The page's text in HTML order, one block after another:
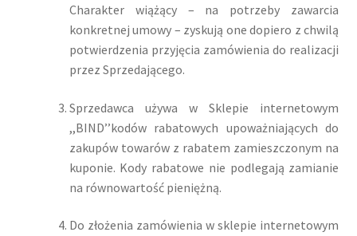
Charakter wiążący – na potrzeby zawarcia
konkretnej umowy – zyskują one dopiero z chwilą
potwierdzenia przyjęcia zamówienia do realizacji
przez Sprzedającego.
Sprzedawca używa w Sklepie internetowym
,,BIND’’kodów rabatowych upoważniających do
zakupów towarów z rabatem zamieszczonym na
kuponie. Kody rabatowe nie podlegają zamianie
na równowartość pieniężną.
Do złożenia zamówienia w sklepie internetowym